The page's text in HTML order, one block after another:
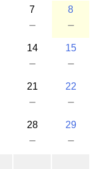
7
－
8
－
14
－
15
－
21
－
22
－
28
－
29
－